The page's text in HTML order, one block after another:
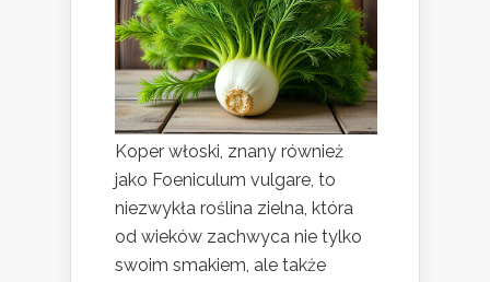
Koper włoski, znany również
jako Foeniculum vulgare, to
niezwykła roślina zielna, która
od wieków zachwyca nie tylko
swoim smakiem, ale także